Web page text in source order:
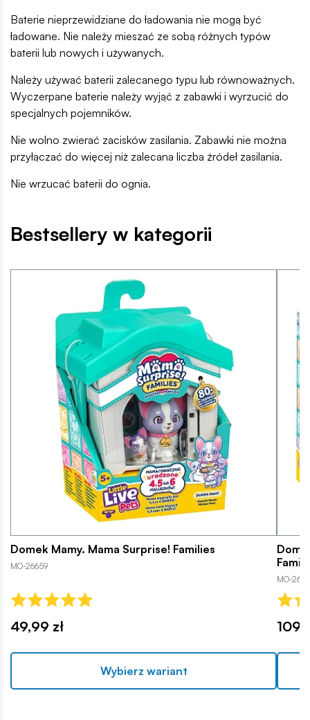
Baterie nieprzewidziane do ładowania nie mogą być
ładowane. Nie należy mieszać ze sobą różnych typów
baterii lub nowych i używanych.
Należy używać baterii zalecanego typu lub równoważnych.
Wyczerpane baterie należy wyjąć z zabawki i wyrzucić do
specjalnych pojemników.
Nie wolno zwierać zacisków zasilania. Zabawki nie można
przyłączać do więcej niż zalecana liczba źródeł zasilania.
Nie wrzucać baterii do ognia.
Bestsellery w kategorii
Domek Mamy. Mama Surprise! Families
MO-26659
49,99 zł
Wybierz wariant
MO-